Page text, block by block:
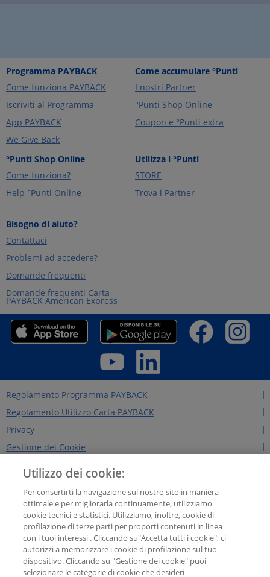
Programma PAYBACK
Come funziona PAYBACK
Iscriviti al Programma
App PAYBACK
We Give Back
Come accumulare °Punti
I nostri Partner
°Punti Shop Online
Coupon e °Punti extra
°Punti Shop Online
Come funziona?
Help °Punti Online
Utilizza i °Punti
STORE
Trova i Partner
Bisogno di aiuto?
Contattaci
Problemi ad accedere?
Domande frequenti
Domande frequenti Carta
PAYBACK American Express
Regolamento Programma PAYBACK
Regolamento Utilizzo Carta PAYBACK
Privacy
Gestione dei Cookie
Contattaci
Chi siamo
NEWS&INTERVISTE
PAYBACK GROUP
Concorsi PAYBACK
Utilizzo dei cookie:
Per consertirti la navigazione sul nostro sito in maniera
ottimale e per migliorarla continuamente, utilizziamo
cookie tecnici e statistici. Utilizziamo, inoltre, cookie di
profilazione di terze parti per proporti contenuti in linea
con i tuoi interessi . Cliccando su"Accetta tutti i cookie", ci
autorizzi a memorizzare i cookie di profilazione sul tuo
dispositivo. Cliccando su "Gestione dei cookie" puoi
selezionare le categorie di cookie che desideri